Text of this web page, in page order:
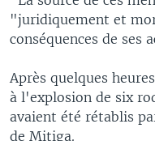
"juridiquement et
conséquences de ses
Après quelques
à l'explosion de six
avaient été rétablis
de Mitiga.